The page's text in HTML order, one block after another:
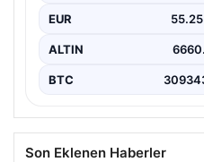
EUR 55.25
ALTIN
BTC
Son Eklenen Haberler